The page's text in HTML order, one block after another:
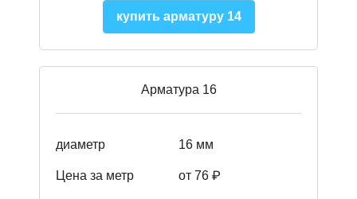
купить арматуру 14
Арматура 16
диаметр 16 мм
Цена за метр от 76 ₽